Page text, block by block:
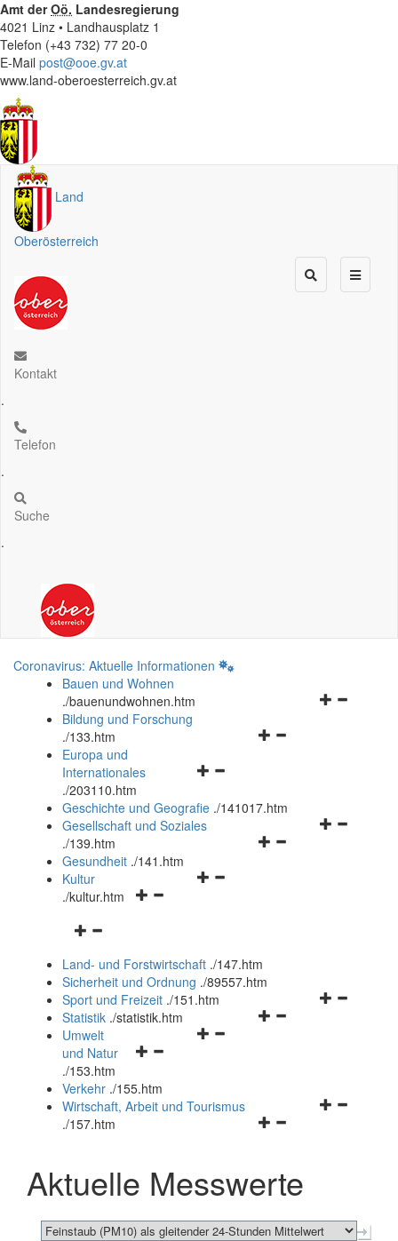
Amt derOö. Landesregierung
4021 Linz • Landhausplatz 1
Telefon (+43 732) 77 20-0
E-Mail post@ooe.gv.at
www.land-oberoesterreich.gv.at
Land
Oberösterreich
Kontakt
.
Telefon
.
Suche
.
Coronavirus: Aktuelle Informationen
Bauen und Wohnen
./bauenundwohnen.htm
Navigationsmenü
Bildung und Forschung
./133.htm
Navigationsmenü
und
schließen
Europa und
Internationales
./203110.htm
Geschichte und Geografie ./141017.htm
Navigationsmenü
Gesellschaft und Soziales
./139.htm
Navigationsmenü
Gesundheit ./141.htm
Navigationsmenü
Kultur
./kultur.htm
Navigationsmenü
und
schließen
Land- und Forstwirtschaft ./147.htm
Sicherheit und Ordnung ./89557.htm
Navigationsmenü
Sport und Freizeit ./151.htm
Navigationsmenü
Statistik ./statistik.htm
Navigationsmenü
und
schließen
Umwelt
und Natur
./153.htm
Verkehr ./155.htm
Navigationsmenü
schließen
Wirtschaft, Arbeit und Tourismus
./157.htm
Aktuelle Messwerte